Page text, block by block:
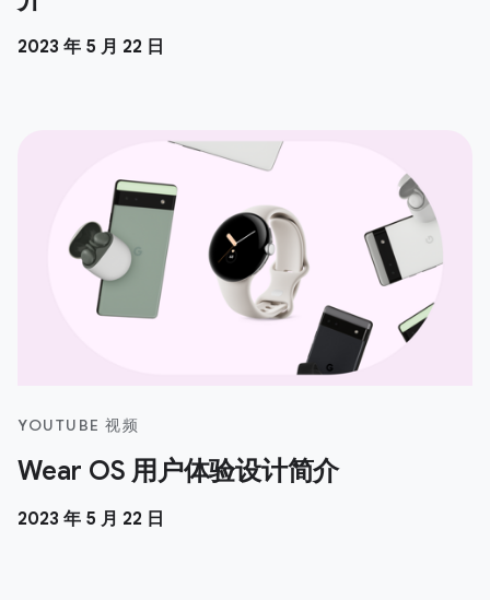
2023 年 5 月 22 日
YOUTUBE 视频
Wear OS 用户体验设计简介
2023 年 5 月 22 日